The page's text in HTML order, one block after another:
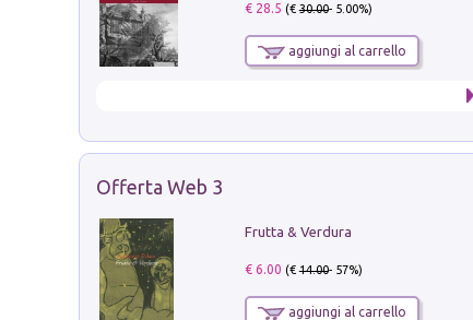
€ 28.5 (€30.00- 5.00%)
aggiungi al carrello
Offerta Web 3
Frutta & Verdura
€ 6.00 (€14.00- 57%)
aggiungi al carrello